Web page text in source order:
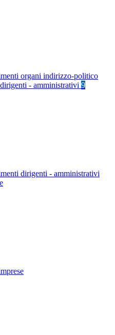
organi indirizzo-politico
- amministrativi 9
dirigenti - amministrativi